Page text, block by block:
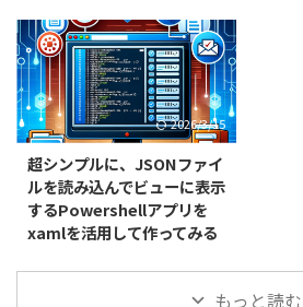
2026/3/15
超シンプルに、JSONファイ
ルを読み込んでビューに表示
するPowershellアプリを
xamlを活用して作ってみる
もっと読む